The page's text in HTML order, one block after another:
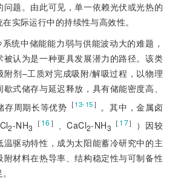
题。由此可见，单一依赖光伏或光热的
实际运行中的持续性与高效性。
统中储能能力弱与供能波动大的难题，
被认为是一种更具发展潜力的路径。该类
附剂–工质对完成吸附/解吸过程，以物理
式储存与延迟释放，具有储能密度高、
存周期长等优势 ［13-15］ 。其中，金属卤
2-NH3
［ 16 ］ 、CaCl2-NH3
［ 17］
）因较
驱动特性，成为太阳能蓄冷研究中的主
材料在热导率、结构稳定性与可制备性